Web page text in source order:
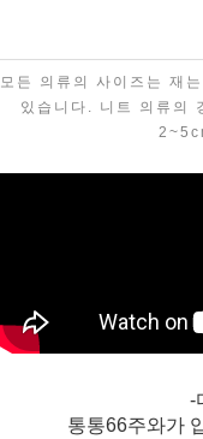
모든 의류의 사이즈는 재
있습니다. 니트 의류의
-
통통66주와가